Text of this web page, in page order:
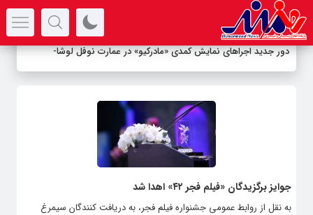
دور جدید اجراهای نمایش کمدی «مادرکیو» در عمارت نوفل لوشاتو/
بازیگران-
جوایز برگزیدگان «فیلم فجر ۴۲» اهدا شد